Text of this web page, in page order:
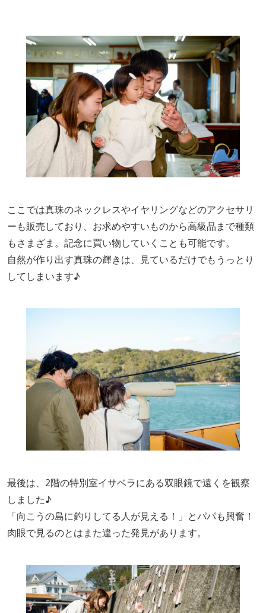
ここでは真珠のネックレスやイヤリングなどのアクセサリ
ーも販売しており、お求めやすいものから高級品まで種類
もさまざま。記念に買い物していくことも可能です。
自然が作り出す真珠の輝きは、見ているだけでもうっとり
してしまいます♪
最後は、2階の特別室イサベラにある双眼鏡で遠くを観察
しました♪
「向こうの島に釣りしてる人が見える！」とパパも興奮！
肉眼で見るのとはまた違った発見があります。